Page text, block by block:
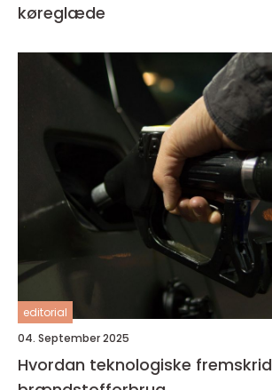
køreglæde
editorial
04. September 2025
Hvordan teknologiske